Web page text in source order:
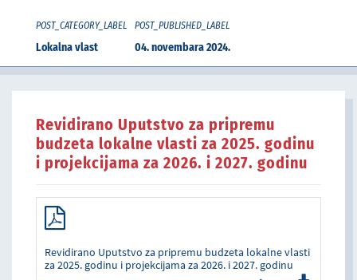
POST_CATEGORY_LABEL
Lokalna vlast
POST_PUBLISHED_LABEL
04. novembara 2024.
Revidirano Uputstvo za pripremu
budzeta lokalne vlasti za 2025. godinu
i projekcijama za 2026. i 2027. godinu
Revidirano Uputstvo za pripremu budzeta lokalne vlasti
za 2025. godinu i projekcijama za 2026. i 2027. godinu